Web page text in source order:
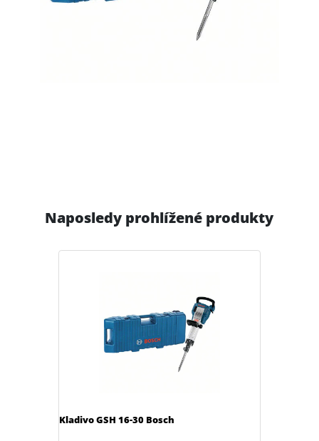
Naposledy prohlížené produkty
Kladivo GSH 16-30 Bosch